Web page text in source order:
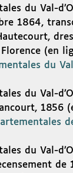
du Val-
1864,
(en
du
du Val-
1856
du Val-
de